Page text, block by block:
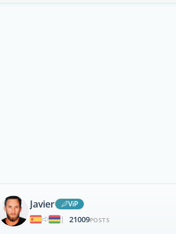
Javier
ViP
|
21009POSTS